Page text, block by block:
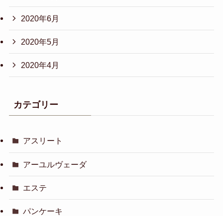
2020年6月
2020年5月
2020年4月
カテゴリー
アスリート
アーユルヴェーダ
エステ
パンケーキ